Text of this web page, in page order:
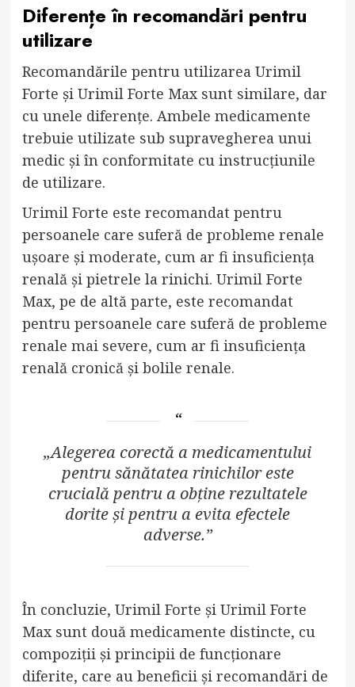
Diferențe în recomandări pentru
utilizare
Recomandările pentru utilizarea Urimil
Forte și Urimil Forte Max sunt similare, dar
cu unele diferențe. Ambele medicamente
trebuie utilizate sub supravegherea unui
medic și în conformitate cu instrucțiunile
de utilizare.
Urimil Forte este recomandat pentru
persoanele care suferă de probleme renale
ușoare și moderate, cum ar fi insuficiența
renală și pietrele la rinichi. Urimil Forte
Max, pe de altă parte, este recomandat
pentru persoanele care suferă de probleme
renale mai severe, cum ar fi insuficiența
renală cronică și bolile renale.
„Alegerea corectă a medicamentului
pentru sănătatea rinichilor este
crucială pentru a obține rezultatele
dorite și pentru a evita efectele
adverse.”
În concluzie, Urimil Forte și Urimil Forte
Max sunt două medicamente distincte, cu
compoziții și principii de funcționare
diferite, care au beneficii și recomandări de